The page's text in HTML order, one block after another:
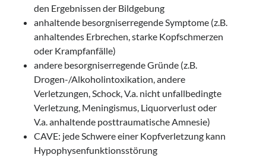
den Ergebnissen der Bildgebung
anhaltende besorgniserregende Symptome (z.B.
anhaltendes Erbrechen, starke Kopfschmerzen
oder Krampfanfälle)
andere besorgniserregende Gründe (z.B.
Drogen-/Alkoholintoxikation, andere
Verletzungen, Schock, V.a. nicht unfallbedingte
Verletzung, Meningismus, Liquorverlust oder
V.a. anhaltende posttraumatische Amnesie)
CAVE: jede Schwere einer Kopfverletzung kann
Hypophysenfunktionsstörung